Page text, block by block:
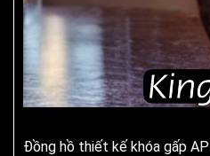
Đồng hồ thiết kế khóa gấp